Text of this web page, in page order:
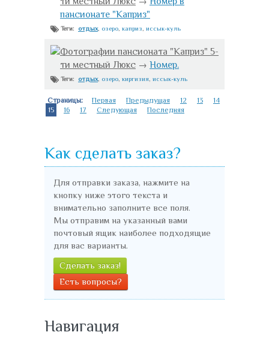
пансионате "Каприз"
Теги: отдых, озеро каприз иссык-куль
Фотографии пансионата "Каприз" 5-
ти местный Люкс → Номер.
Теги: отдых, озеро киргизия иссык-куль
Страницы: Первая Предыдущая 12 13
14
15
16 17 Следующая Последняя
Как сделать заказ?
Для отправки заказа, нажмите на
кнопку ниже этого текста и
внимательно заполните все поля.
Мы отправим на указанный вами
почтовый ящик наиболее подходящие
для вас варианты.
Сделать заказ!
Есть вопросы?
Навигация